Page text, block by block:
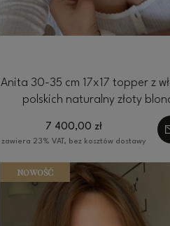
Anita 30-35 cm 17x17 topper z
polskich naturalny złoty
7 400,00 zł
zawiera 23% VAT, bez kosztów dostawy
NOWOŚĆ